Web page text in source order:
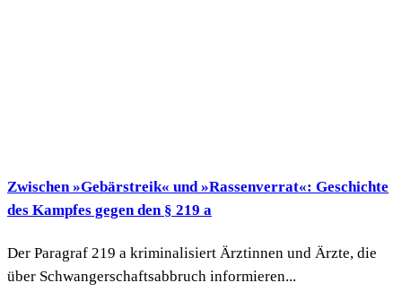
Zwischen »Gebärstreik« und »Rassenverrat«: Geschichte
des Kampfes gegen den § 219 a
Der Paragraf 219 a kriminalisiert Ärztinnen und Ärzte, die
über Schwangerschaftsabbruch informieren...